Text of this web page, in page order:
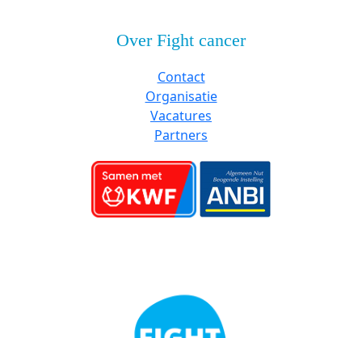
Over Fight cancer
Contact
Organisatie
Vacatures
Partners